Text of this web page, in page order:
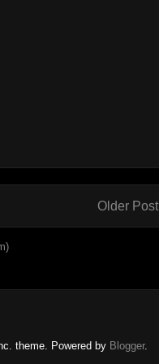
Older Post
theme. Powered by Blogger.